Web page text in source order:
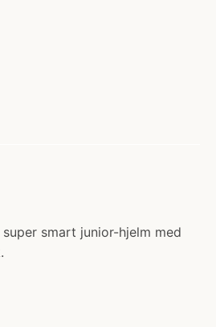
smart junior-hjelm med